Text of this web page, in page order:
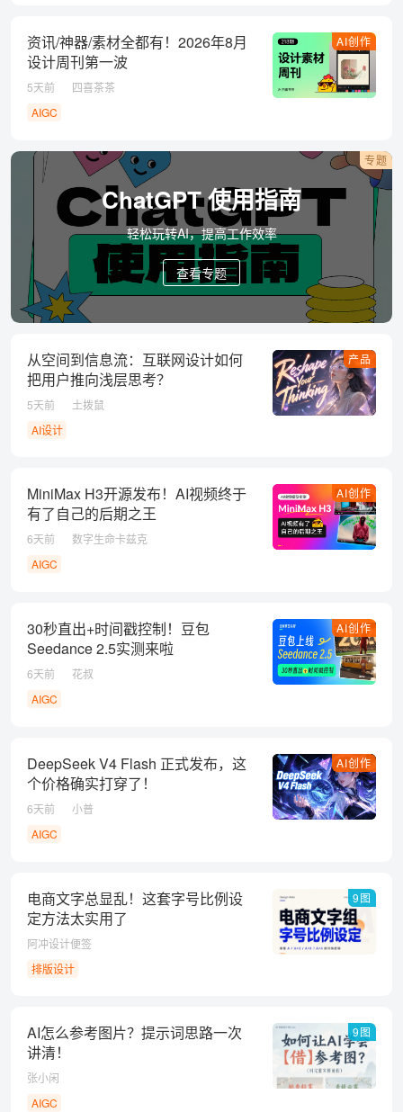
AI创作
资讯/神器/素材全都有！2026年8月
设计周刊第一波
5天前
四喜茶茶
AIGC
ChatGPT 使用指南
轻松玩转AI，提高工作效率
查看专题
专题
产品
从空间到信息流：互联网设计如何
把用户推向浅层思考？
5天前
土拨鼠
AI设计
AI创作
MiniMax H3开源发布！AI视频终于
有了自己的后期之王
6天前
数字生命卡兹克
AIGC
AI创作
30秒直出+时间戳控制！豆包
Seedance 2.5实测来啦
6天前
花叔
AIGC
AI创作
DeepSeek V4 Flash 正式发布，这
个价格确实打穿了！
6天前
小普
AIGC
9图
电商文字总显乱！这套字号比例设
定方法太实用了
阿冲设计便签
排版设计
9图
AI怎么参考图片？提示词思路一次
讲清！
张小闲
AIGC